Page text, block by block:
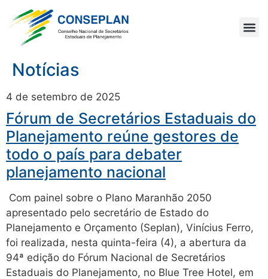
Notícias
4 de setembro de 2025
Fórum de Secretários Estaduais do
Planejamento reúne gestores de
todo o país para debater
planejamento nacional
Com painel sobre o Plano Maranhão 2050
apresentado pelo secretário de Estado do
Planejamento e Orçamento (Seplan), Vinícius Ferro,
foi realizada, nesta quinta-feira (4), a abertura da
94ª edição do Fórum Nacional de Secretários
Estaduais do Planejamento, no Blue Tree Hotel, em